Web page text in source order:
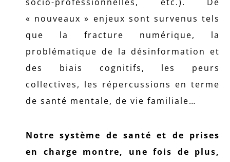
« nouveaux » enjeux sont survenus tels
que la fracture numérique, la
problématique de la désinformation et
des biais cognitifs, les peurs
collectives, les répercussions en terme
de santé mentale, de vie familiale…
Notre système de santé et de prises
en charge montre, une fois de plus,